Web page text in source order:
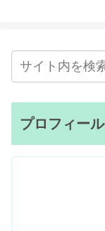
プロフィール